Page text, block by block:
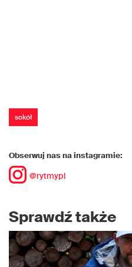
sokół
Obserwuj nas na instagramie:
@rytmypl
Sprawdź także